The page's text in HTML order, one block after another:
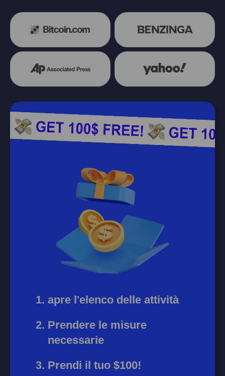
apre l'elenco delle attività
Prendere le misure
necessarie
Prendi il tuo $100!